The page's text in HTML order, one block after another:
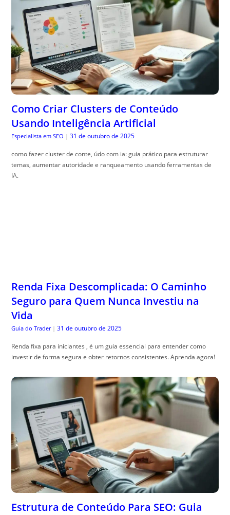
Como Criar Clusters de Conteúdo
Usando Inteligência Artificial
Especialista em SEO | 31 de outubro de 2025
como fazer cluster de conte, údo com ia: guia prático para estruturar
temas, aumentar autoridade e ranqueamento usando ferramentas de
IA.
Renda Fixa Descomplicada: O Caminho
Seguro para Quem Nunca Investiu na
Vida
Guia do Trader | 31 de outubro de 2025
Renda fixa para iniciantes , é um guia essencial para entender como
investir de forma segura e obter retornos consistentes. Aprenda agora!
Estrutura de Conteúdo Para SEO: Guia